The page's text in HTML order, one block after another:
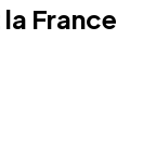
France